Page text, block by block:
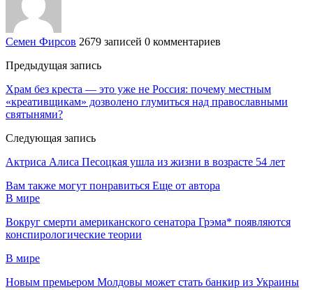
Семен Фирсов 2679 записей 0 комментариев
Предыдущая запись
Храм без креста — это уже не Россия: почему местным
«креативщикам» дозволено глумиться над православными
святынями?
Следующая запись
Актриса Алиса Песоцкая ушла из жизни в возрасте 54 лет
Вам также могут понравиться Еще от автора
В мире
Вокруг смерти американского сенатора Грэма* появляются
конспирологические теории
В мире
Новым премьером Молдовы может стать банкир из Украины